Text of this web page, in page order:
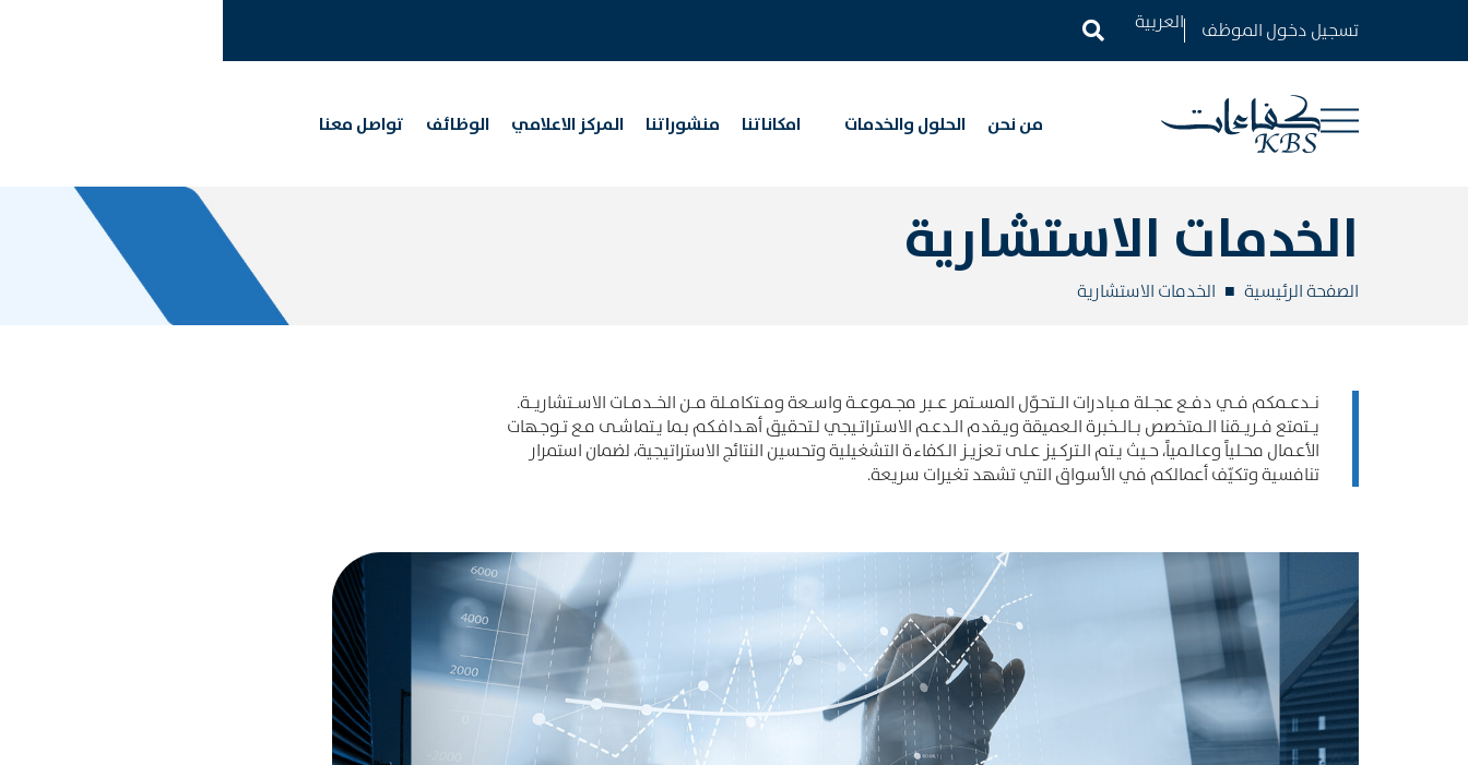
تسجيل دخول الموظف
من نحن الحلول والخدمات امكاناتنا منشوراتنا المركز الاعلامي الوظائف تواصل معنا
اﻟﺨﺪﻣﺎت اﻻﺳﺘﺸﺎرﻳﺔ
الصفحة الرئيسية اﻟﺨﺪﻣﺎت اﻻﺳﺘﺸﺎرﻳﺔ
ﻧــﺪﻋــﻤﻜﻢ ﻓــﻲ دﻓــﻊ ﻋﺠــﻠﺔ ﻣــﺒﺎدرات اﻟــﺘﺤﻮّل اﻟﻤﺴــﺘﻤﺮ ﻋــﺒﺮ ﻣﺠــﻤﻮﻋــﺔ واﺳــﻌﺔ وﻣــﺘﻜﺎﻣــﻠﺔ ﻣــﻦ اﻟﺨــﺪﻣــﺎت اﻻﺳــﺘﺸﺎرﻳــﺔ.
ﻳــﺘﻤﺘﻊ ﻓــﺮﻳــﻘﻨﺎ اﻟــﻤﺘﺨﺼﺺ ﺑــﺎﻟــﺨﺒﺮة اﻟـﻌﻤﻴﻘﺔ وﻳـﻘﺪم اﻟـﺪﻋـﻢ اﻻﺳـﺘﺮاﺗـﻴﺠﻲ ﻟـﺘﺤﻘﻴﻖ أﻫـﺪاﻓـﻜﻢ ﺑـﻤﺎ ﻳـﺘﻤﺎﺷـﻰ ﻣـﻊ ﺗـﻮﺟـﻬﺎت
اﻷﻋـﻤﺎل ﻣﺤـﻠﻴﺎً وﻋـﺎﻟـﻤﻴﺎً، ﺣـﻴﺚ ﻳـﺘﻢ اﻟـﺘﺮﻛـﻴﺰ ﻋـﻠﻰ ﺗـﻌﺰﻳـﺰ اﻟـﻜﻔﺎءة اﻟﺘﺸﻐﻴﻠﻴﺔ وﺗﺤﺴﻴﻦ اﻟﻨﺘﺎﺋﺞ اﻻﺳﺘﺮاﺗﻴﺠﻴﺔ، ﻟﻀﻤﺎن اﺳﺘﻤﺮار
ﺗﻨﺎﻓﺴﻴﺔ وﺗﻜﻴّﻒ أﻋﻤﺎﻟﻜﻢ ﻓﻲ اﻷﺳﻮاق اﻟﺘﻲ ﺗﺸﻬﺪ ﺗﻐﻴﺮات ﺳﺮﻳﻌﺔ.